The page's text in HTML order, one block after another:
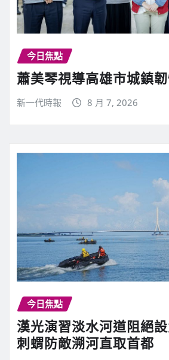
今日焦點
蕭美琴視導高雄市城鎮
新一代時報 8 月 7, 2026
今日焦點
漢光演習淡水河道阻絕
刺蝟防敵溯河直取首都